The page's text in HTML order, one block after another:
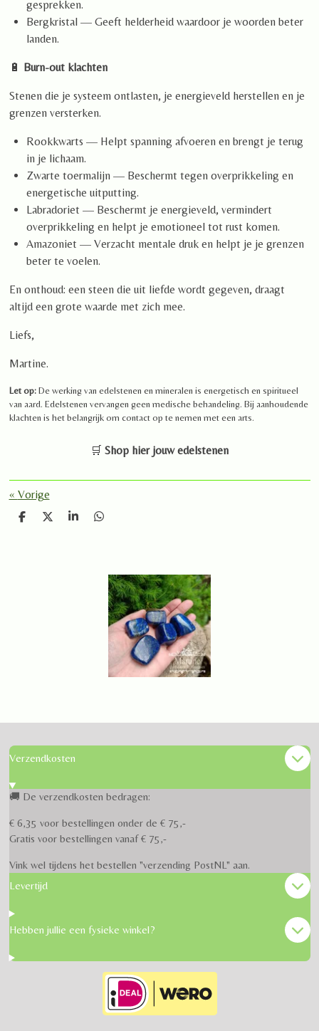
gesprekken.
Bergkristal — Geeft helderheid waardoor je woorden beter
landen.
🔋 Burn-out klachten
Stenen die je systeem ontlasten, je energieveld herstellen en je
grenzen versterken.
Rookkwarts — Helpt spanning afvoeren en brengt je terug
in je lichaam.
Zwarte toermalijn — Beschermt tegen overprikkeling en
energetische uitputting.
Labradoriet — Beschermt je energieveld, vermindert
overprikkeling en helpt je emotioneel tot rust komen.
Amazoniet — Verzacht mentale druk en helpt je je grenzen
beter te voelen.
En onthoud: een steen die uit liefde wordt gegeven, draagt
altijd een grote waarde met zich mee.
Liefs,
Martine.
Let op:De werking van edelstenen en mineralen is energetisch en spiritueel
van aard. Edelstenen vervangen geen medische behandeling. Bij aanhoudende
klachten is het belangrijk om contact op te nemen met een arts.
🛒 Shop hier jouw edelstenen
« Vorige
D
D
S
D
Verzendkosten
🚚 De verzendkosten bedragen:
€ 6,35 voor bestellingen onder de € 75,-
Gratis voor bestellingen vanaf € 75,-
Vink wel tijdens het bestellen "verzending PostNL" aan.
Levertijd
Hebben jullie een fysieke winkel?